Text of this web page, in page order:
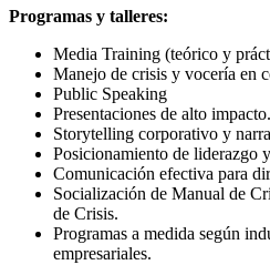
Programas y talleres:
Media Training (teórico y
Manejo de crisis y vocería en
Public Speaking
Presentaciones de alto impacto.
Storytelling corporativo y
Posicionamiento de liderazgo
Comunicación efectiva para
Socialización de Manual de
de Crisis.
Programas a medida según
empresariales.